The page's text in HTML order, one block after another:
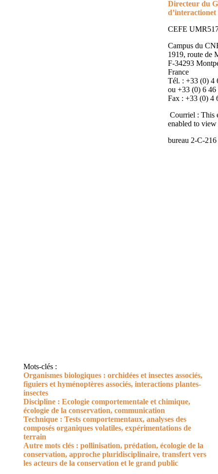
Directeur du
d’interactionet
CEFE
Campus du
1919, route de
F-34293
France
Tél. : +33 (0) 4
ou +33 (0) 6 46
Fax : +33 (0) 4
Courriel : This
enabled to
bureau 2-C-216
Mots-clés :
Organismes biologiques : orchidées et insectes associés,
figuiers et hyménoptères associés, interactions plantes-
insectes
Discipline : Ecologie comportementale et chimique,
écologie de la conservation, communication
Technique : Tests comportementaux, analyses des
composés organiques volatiles, expérimentations de
terrain
Autre mots clés : pollinisation, prédation, écologie de la
conservation, approche pluridisciplinaire, transfert vers
les acteurs de la conservation et le grand public